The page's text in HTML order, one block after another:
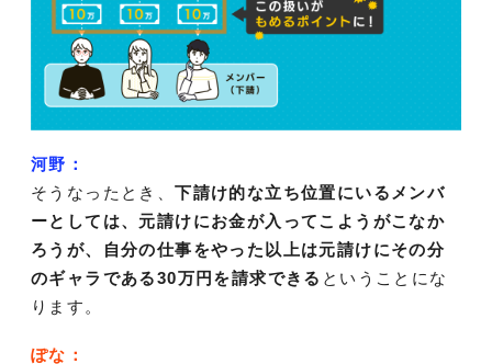
河野：
そうなったとき、下請け的な立ち位置にいるメンバ
ーとしては、元請けにお金が入ってこようがこなか
ろうが、自分の仕事をやった以上は元請けにその分
のギャラである30万円を請求できる ということにな
ります。
ぽな：